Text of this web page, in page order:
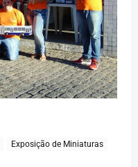
Exposição de Miniaturas